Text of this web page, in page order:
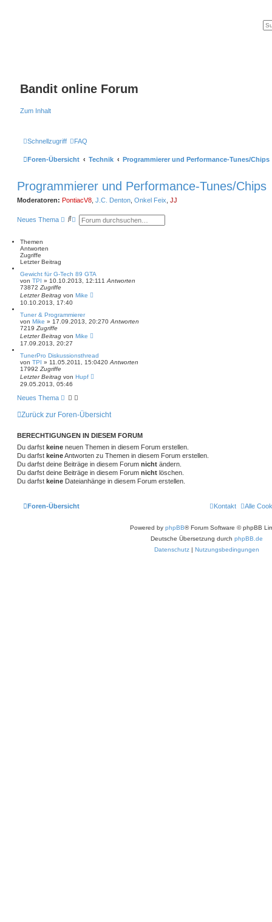
Bandit online Forum
Zum Inhalt
Schnellzugriff FAQ
Foren-Übersicht Technik Programmierer und Performance-Tunes/Chips
Programmierer und Performance-Tunes/Chips
Moderatoren: PontiacV8 J.C. Denton Onkel Feix JJ
Neues Thema
S E
t
e
u
h
e
Themen
Antworten
Zugriffe
Letzter Beitrag
Gewicht für G-Tech 89 GTA
von TPI » 10.10.2013, 12:11 1 Antworten
73872 Zugriffe
Letzter Beitrag von Mike
10.10.2013, 17:40
Tuner & Programmierer
von Mike » 17.09.2013, 20:270 Antworten
7219 Zugriffe
Letzter Beitrag von Mike
17.09.2013, 20:27
TunerPro Diskussionsthread
von TPI » 11.05.2011, 15:0420 Antworten
17992 Zugriffe
Letzter Beitrag von Hupf
29.05.2013, 05:46
Neues Thema
Zurück zur Foren-Übersicht
BERECHTIGUNGEN IN DIESEM FORUM
Du darfst keine neuen Themen in diesem Forum erstellen.
Du darfst keineAntworten zu Themen in diesem Forum erstellen.
Du darfst deine Beiträge in diesem Forum nicht ändern.
Du darfst deine Beiträge in diesem Forum nicht löschen.
Du darfst keine Dateianhänge in diesem Forum erstellen.
Foren-Übersicht Alle
Kontakt
Powered by phpBB® Forum Software © phpBB
Deutsche Übersetzung durch phpBB.de
Datenschutz | Nutzungsbedingungen